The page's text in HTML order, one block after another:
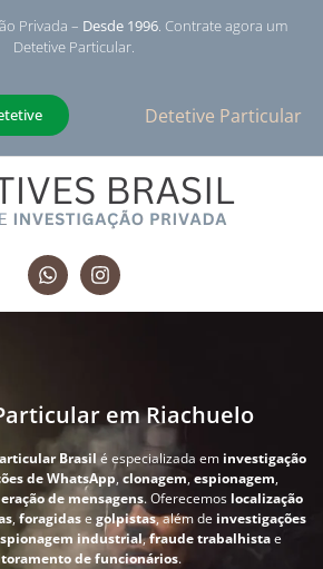
Privada – Desde 1996. Contrate agora um
Detetive Particular.
Detetive Particular
em Riachuelo
Brasil é especializada em investigação
de WhatsApp, clonagem,espionagem,
de mensagens. Oferecemos localização
, foragidase golpistas, além de investigações
industrial,fraude trabalhistae
de funcionários.